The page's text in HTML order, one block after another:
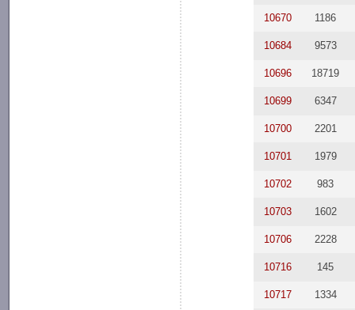
10670 1186
10684 9573
10696 18719
10699 6347
10700 2201
10701 1979
10702 983
10703 1602
10706 2228
10716 145
10717 1334